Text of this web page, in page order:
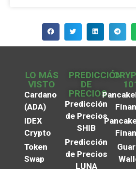
LO MÁS
VISTO
Cardano
(ADA)
IDEX
Crypto
Token
Swap
PREDICCIÓN
DE
PRECIOS
Predicción
de Precios
SHIB
Predicción
de Precios
LUNA